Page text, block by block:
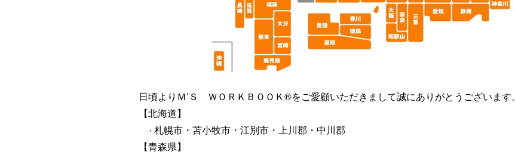
日頃よりＭ’Ｓ ＷＯＲＫＢＯＯＫ®️をご愛顧いただきまして誠にありがとうございます。
【北海道】
・ 札幌市・苫小牧市・江別市・上川郡・中川郡
【青森県】